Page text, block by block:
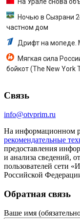
Ночью в Сызрани
частном дом
Дрифт на мопеде.
Мягкая сила
бойкот (The New
Связь
info@otvprim.ru
На информационном
рекомендательные
предоставления
и анализа сведений,
пользователей сети
Российской
Обратная связь
Ваше имя